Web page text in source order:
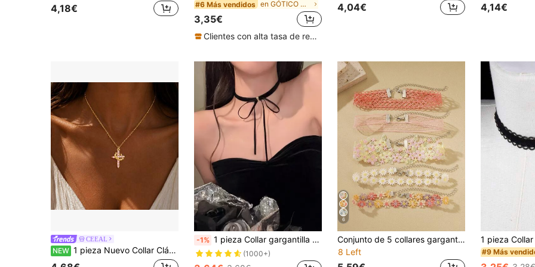
4,18€ #6 Más vendidos en GÓTICO Collares De Mujer
3,35€
Clientes con alta tasa de repetición
4,04€ 4,14€
CEEAL
NEW 1 pieza Nuevo Collar Clásico con Colgante de Corona y Cruz de Acero Inoxidable Dorado para Mujeres
-1% 1 pieza Collar gargantilla de terciopelo con lazo estilo retro coreano para mujer
(1000+)
6
Conjunto de 5 collares gargantilla con flores románticas - Gargantillas de flores de ganchillo y encaje - Regalo de joyería elegante para mujeres por cumpleaños, aniversario
8 Left
#9 Más